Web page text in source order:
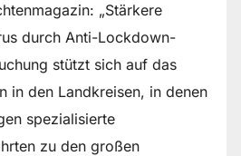
„Stärkere
durch Anti-Lockdown-
stützt sich auf das
in den Landkreisen, in denen
spezialisierte
zu den großen